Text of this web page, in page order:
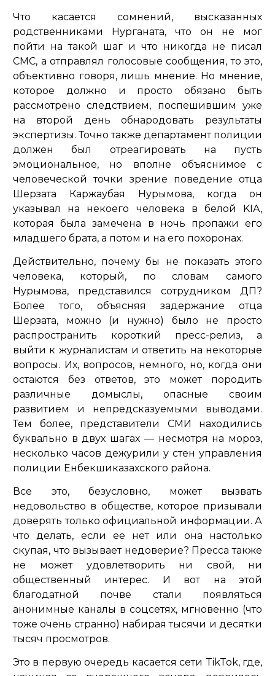
Что касается сомнений, высказанных
родственниками Нурганата, что он не мог
пойти на такой шаг и что никогда не писал
СМС, а отправлял голосовые сообщения, то это,
объективно говоря, лишь мнение. Но мнение,
которое должно и просто обязано быть
рассмотрено следствием, поспешившим уже
на второй день обнародовать результаты
экспертизы. Точно также департамент полиции
должен был отреагировать на пусть
эмоциональное, но вполне объяснимое с
человеческой точки зрение поведение отца
Шерзата Каржаубая Нурымова, когда он
указывал на некоего человека в белой KIA,
которая была замечена в ночь пропажи его
младшего брата, а потом и на его похоронах.
Действительно, почему бы не показать этого
человека, который, по словам самого
Нурымова, представился сотрудником ДП?
Более того, объясняя задержание отца
Шерзата, можно (и нужно) было не просто
распространить короткий пресс-релиз, а
выйти к журналистам и ответить на некоторые
вопросы. Их, вопросов, немного, но, когда они
остаются без ответов, это может породить
различные домыслы, опасные своим
развитием и непредсказуемыми выводами.
Тем более, представители СМИ находились
буквально в двух шагах — несмотря на мороз,
несколько часов дежурили у стен управления
полиции Енбекшиказахского района.
Все это, безусловно, может вызвать
недовольство в обществе, которое призывали
доверять только официальной информации. А
что делать, если ее нет или она настолько
скупая, что вызывает недоверие? Пресса также
не может удовлетворить ни свой, ни
общественный интерес. И вот на этой
благодатной почве стали появляться
анонимные каналы в соцсетях, мгновенно (что
тоже очень странно) набирая тысячи и десятки
тысяч просмотров.
Это в первую очередь касается сети TikTok, где,